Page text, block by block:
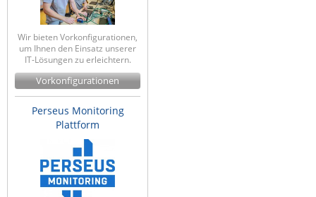
Wir bieten Vorkonfigurationen,
um Ihnen den Einsatz unserer
IT-Lösungen zu erleichtern.
Vorkonfigurationen
Perseus Monitoring
Plattform